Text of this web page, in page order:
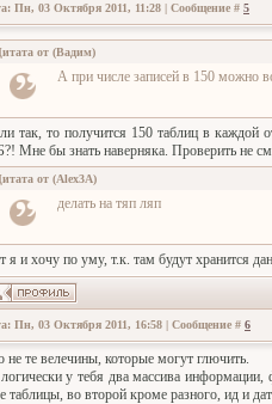
Пн, 03 Октября 2011, 11:28 | Сообщение # 5
от (Вадим)
А при числе записей в 150 можно
так, то получится 150 таблиц в каждой
Мне бы знать наверняка. Проверить не
от (Alex3A)
делать на тяп ляп
я и хочу по уму, т.к. там будут хранится
Пн, 03 Октября 2011, 16:58 | Сообщение # 6
не те велечины, которые могут глючить.
у тебя два массива информации,
таблицы, во второй кроме разного, ид и